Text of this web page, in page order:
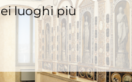
luoghi più